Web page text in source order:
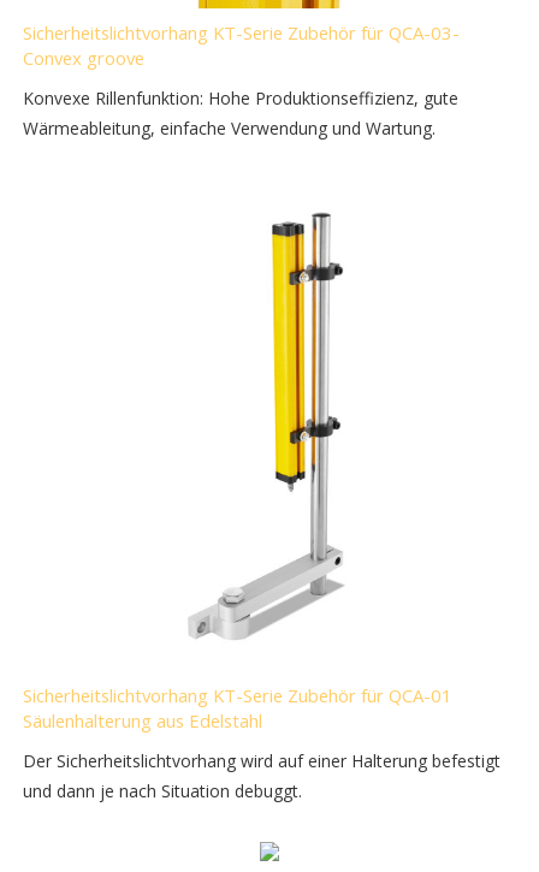
Sicherheitslichtvorhang KT-Serie Zubehör für QCA-03-
Convex groove
Konvexe Rillenfunktion: Hohe Produktionseffizienz, gute
Wärmeableitung, einfache Verwendung und Wartung.
Sicherheitslichtvorhang KT-Serie Zubehör für QCA-01
Säulenhalterung aus Edelstahl
Der Sicherheitslichtvorhang wird auf einer Halterung befestigt
und dann je nach Situation debuggt.